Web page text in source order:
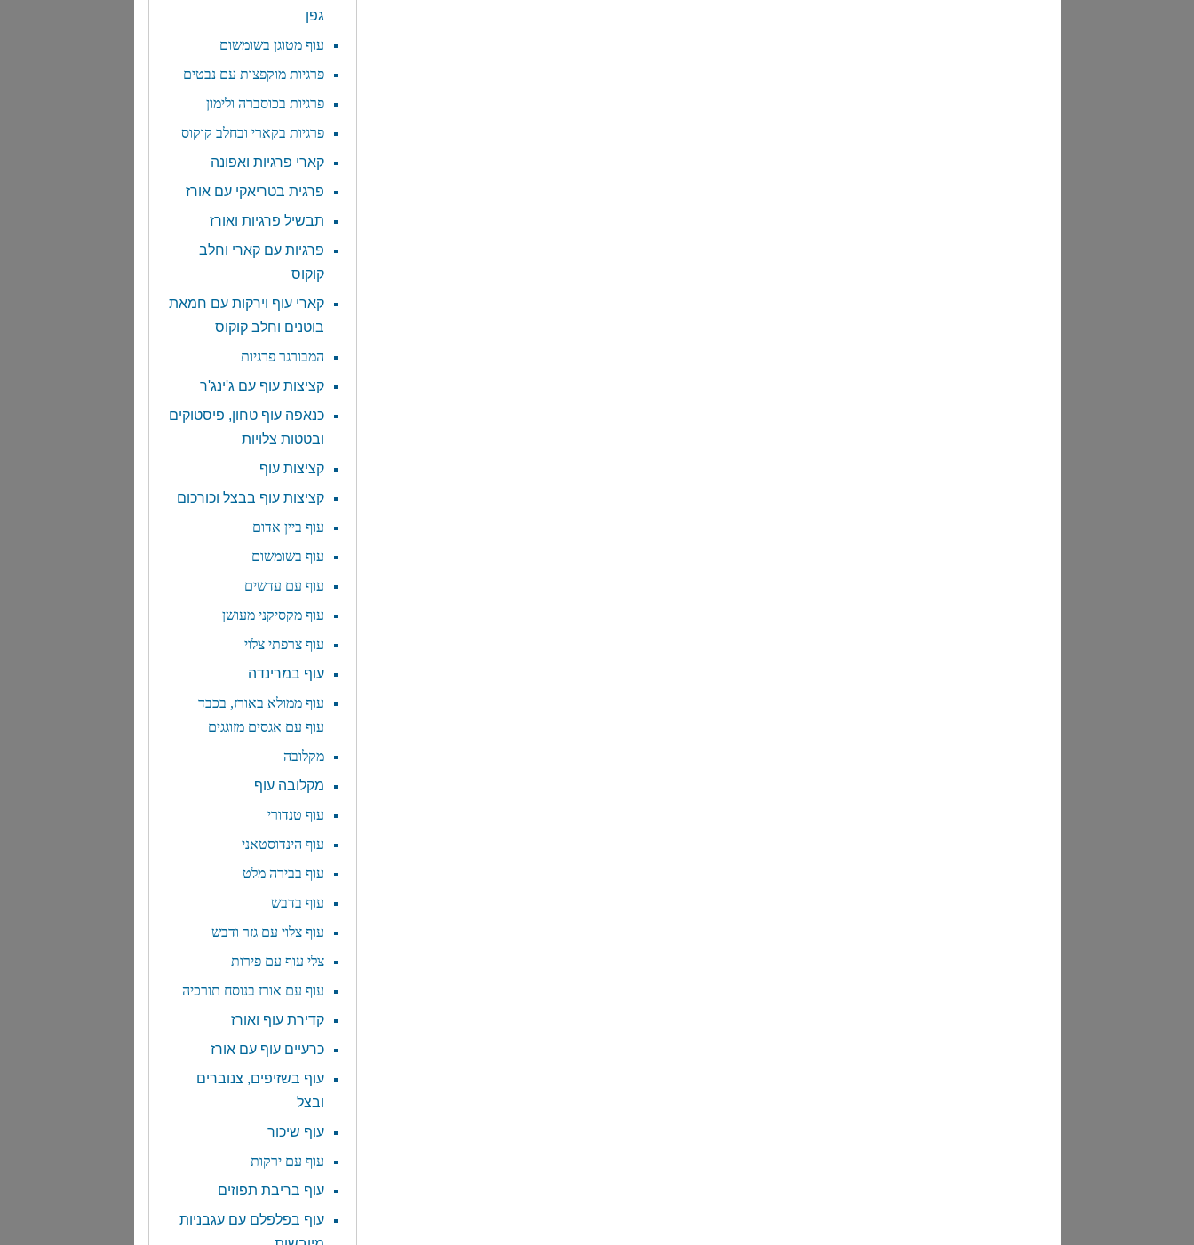
גפן
עוף מטוגן בשומשום
פרגיות מוקפצות עם נבטים
פרגיות בכוסברה ולימון
פרגיות בקארי ובחלב קוקוס
קארי פרגיות ואפונה
פרגית בטריאקי עם אורז
תבשיל פרגיות ואורז
פרגיות עם קארי וחלב
קוקוס
קארי עוף וירקות עם חמאת
בוטנים וחלב קוקוס
המבורגר פרגיות
קציצות עוף עם ג'ינג'ר
כנאפה עוף טחון, פיסטוקים
ובטטות צלויות
קציצות עוף
קציצות עוף בבצל וכורכום
עוף ביין אדום
עוף בשומשום
עוף עם עדשים
עוף מקסיקני מעושן
עוף צרפתי צלוי
עוף במרינדה
עוף ממולא באורז, בכבד
עוף עם אגסים מזוגגים
מקלובה
מקלובה עוף
עוף טנדורי
עוף הינדוסטאני
עוף בבירה מלט
עוף בדבש
עוף צלוי עם גזר ודבש
צלי עוף עם פירות
עוף עם אורז בנוסח תורכיה
קדירת עוף ואורז
כרעיים עוף עם אורז
עוף בשזיפים, צנוברים
ובצל
עוף שיכור
עוף עם ירקות
עוף בריבת תפוזים
עוף בפלפלם עם עגבניות